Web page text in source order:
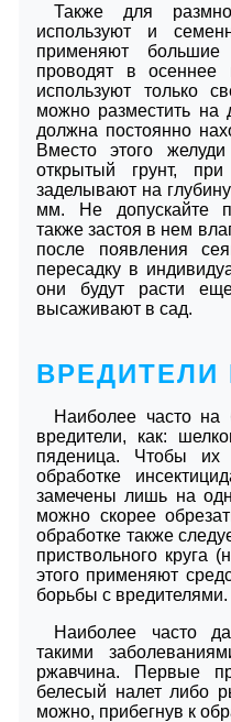
Также для
используют и
применяют
проводят в осеннее
используют только
можно разместить на
должна постоянно
Вместо этого
открытый грунт,
заделывают на
мм. Не допускайте
также застоя в нем
после появления
пересадку в
они будут расти
высаживают в сад.
ВРЕДИТЕЛИ
Наиболее часто на
вредители, как:
пяденица. Чтобы их
обработке
замечены лишь на
можно скорее
обработке также
приствольного круга
этого применяют
борьбы с вредителями.
Наиболее часто
такими
ржавчина. Первые
белесый налет либо
можно, прибегнув к